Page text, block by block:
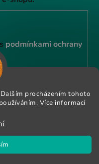
procházením tohoto
Více informací
podmínkami ochrany